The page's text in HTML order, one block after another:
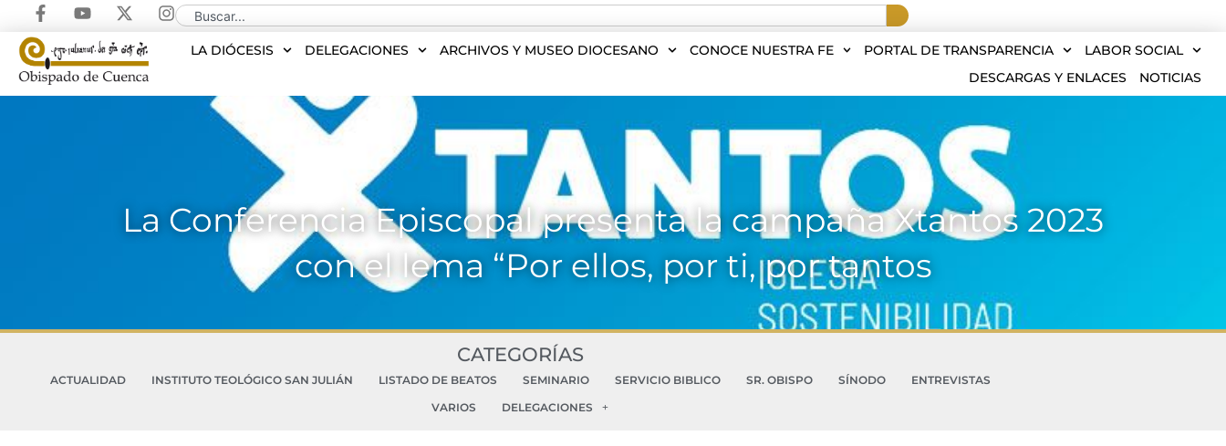
LA DIÓCESIS DELEGACIONES ARCHIVOS Y MUSEO DIOCESANO CONOCE NUESTRA FE PORTAL DE TRANSPARENCIA
LABOR SOCIAL
DESCARGAS Y ENLACES
NOTICIAS
La Conferencia Episcopal presenta la campaña Xtantos 2023
con el lema “Por ellos, por ti, por tantos
CATEGORÍAS
ACTUALIDAD INSTITUTO TEOLÓGICO SAN JULIÁN LISTADO DE BEATOS SEMINARIO SERVICIO BIBLICO SR. OBISPO SÍNODO
ENTREVISTAS
VARIOS
DELEGACIONES